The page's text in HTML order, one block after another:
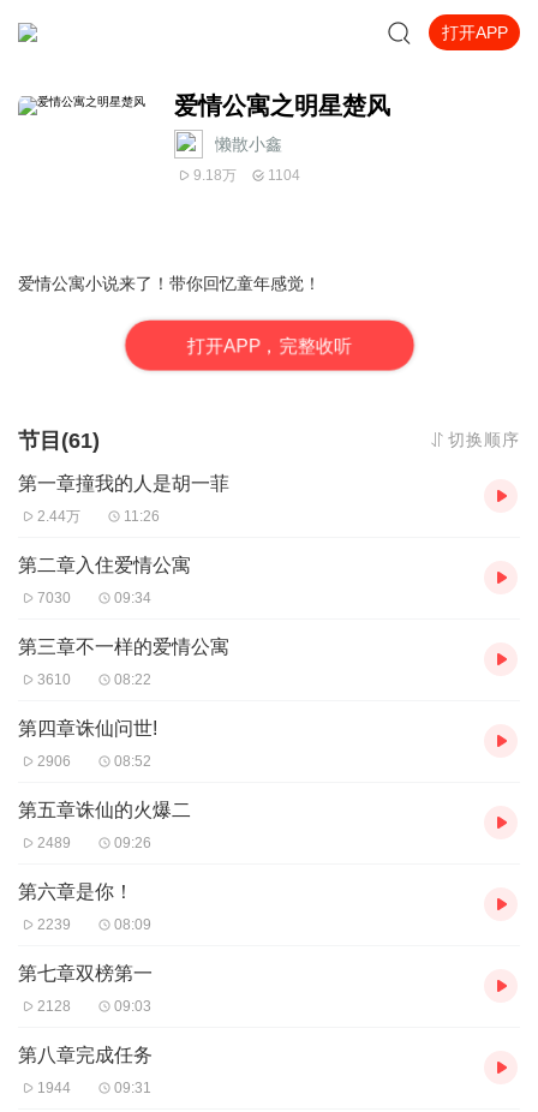
打开APP
爱情公寓之明星楚风
懒散小鑫
9.18万 1104
爱情公寓小说来了！带你回忆童年感觉！
打开APP，完整收听
节目(61) 切换顺序
第一章撞我的人是胡一菲
2.44万 11:26
第二章入住爱情公寓
7030 09:34
第三章不一样的爱情公寓
3610 08:22
第四章诛仙问世!
2906 08:52
第五章诛仙的火爆二
2489 09:26
第六章是你！
2239 08:09
第七章双榜第一
2128 09:03
第八章完成任务
1944 09:31